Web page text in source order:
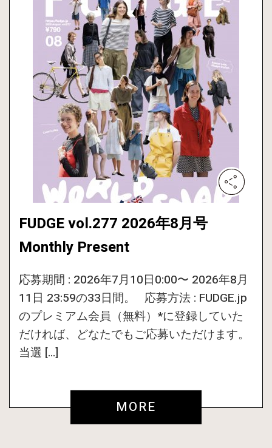
FUDGE vol.277 2026年8月号
Monthly Present
応募期間 : 2026年7月10日0:00〜 2026年8月
11日 23:59の33日間。 応募方法 : FUDGE.jp
のプレミアム会員（無料）*に登録していた
だければ、どなたでもご応募いただけます。
当選 […]
MORE